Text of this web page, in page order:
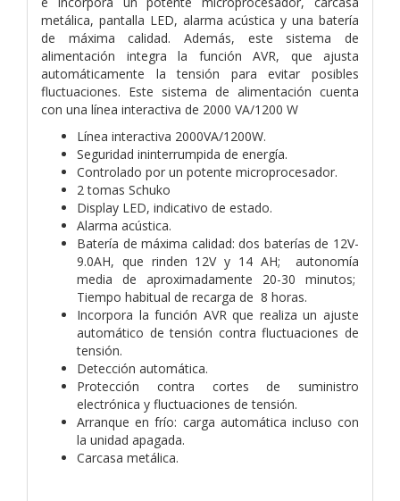
metálica, pantalla LED, alarma acústica y una batería
de máxima calidad. Además, este sistema de
alimentación integra la función AVR, que ajusta
automáticamente la tensión para evitar posibles
fluctuaciones. Este sistema de alimentación cuenta
con una línea interactiva de 2000 VA/1200 W
Línea interactiva 2000VA/1200W.
Seguridad ininterrumpida de energía.
Controlado por un potente microprocesador.
2 tomas Schuko
Display LED, indicativo de estado.
Alarma acústica.
Batería de máxima calidad: dos baterías de 12V-
9.0AH, que rinden 12V y 14 AH; autonomía
media de aproximadamente 20-30 minutos;
Tiempo habitual de recarga de 8 horas.
Incorpora la función AVR que realiza un ajuste
automático de tensión contra fluctuaciones de
tensión.
Detección automática.
Protección contra cortes de suministro
electrónica y fluctuaciones de tensión.
Arranque en frío: carga automática incluso con
la unidad apagada.
Carcasa metálica.